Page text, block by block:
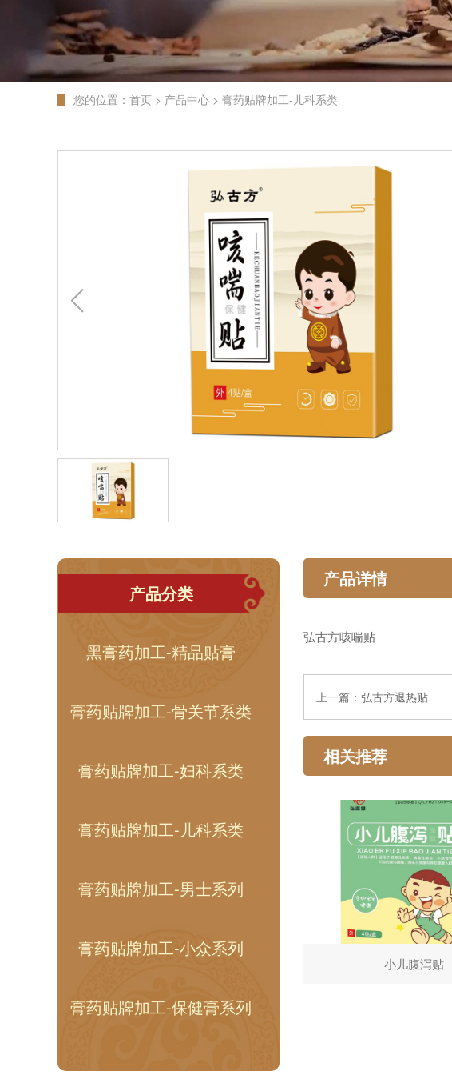
您的位置： 首页 > 产品中心 > 膏药贴牌加工-儿科系类
产品分类
黑膏药加工-精品贴膏
膏药贴牌加工-骨关节系类
膏药贴牌加工-妇科系类
膏药贴牌加工-儿科系类
膏药贴牌加工-男士系列
膏药贴牌加工-小众系列
膏药贴牌加工-保健膏系列
产品详情
弘古方咳喘贴
上一篇： 弘古方退热贴
相关推荐
小儿腹泻贴